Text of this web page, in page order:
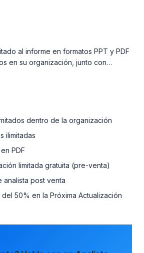
al informe en formatos PPT y PDF
en su organización, junto con
venta de nuestros analistas y una
gratuita del informe dentro de 180
dentro de la organización
ilimitadas
PDF
limitada gratuita (pre-venta)
analista post venta
50% en la Próxima Actualización